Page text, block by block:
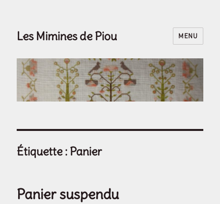
Les Mimines de Piou MENU
Étiquette : Panier
Panier suspendu